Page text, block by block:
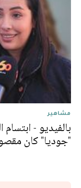
مشاهير
بالفيديو -
"جوديا" كان